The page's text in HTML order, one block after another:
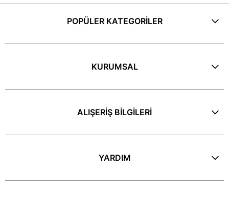
POPÜLER KATEGORİLER
KURUMSAL
ALIŞERİŞ BİLGİLERİ
YARDIM